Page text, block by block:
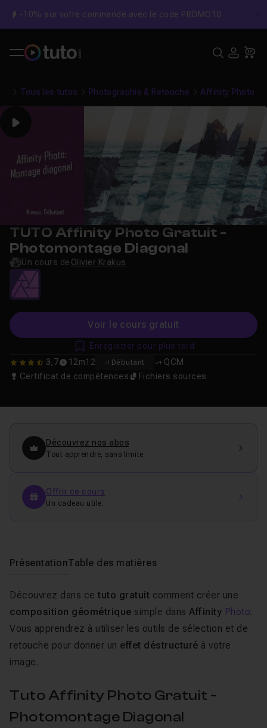
-10% sur votre commande avec le code PROMO10
Tous les tutos Photographie & Retouche Affinity Photo
Play
TUTO Affinity Photo Gratuit -
Photomontage Diagonal
Un cours de Olivier Krakus
Voir le cours gratuit
3.7 3,7 12m12 Débutant
QCM
Certificat de compétences
Fichiers sources
Enregistrer pour plus tard
Découvrez nos abos
Tout apprendre, sans limite
Offrir ce cours
Un cadeau utile.
PrésentationTable des matières
Découvrez dans ce tuto gratuit comment créer une
composition géométrique simple dans Affinity Photo.
Vous apprendrez à utiliser les outils de sélection et de
retouche pour donner un effet déstructuré à votre
image.
Tuto Affinity Photo Gratuit -
Photomontage Diagonal